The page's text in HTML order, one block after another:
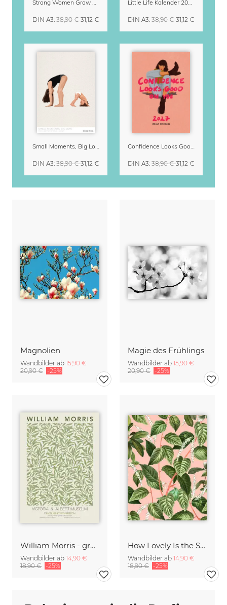
Magnolien
Wandbilder ab 15,90 €
20,90 € -25%
Magie des Frühlings
Wandbilder ab 15,90 €
20,90 € -25%
William Morris - grünes Blumenmuster
Wandbilder ab 14,90 €
18,90 € -25%
How Lovely Is the Silence of Growing Things
Wandbilder ab 14,90 €
18,90 € -25%
Strong Women Grow & Bloom Kalender 2027
DIN A3: 38,90 €31,12 €
Little Life Kalender 2027 von Simone Goder
DIN A3: 38,90 €31,12 €
Small Moments, Big Love – Mutterschaftskalender von Giselle Dekel
DIN A3: 38,90 €31,12 €
Confidence Looks Good On You Kalender 2027
DIN A3: 38,90 €31,12 €